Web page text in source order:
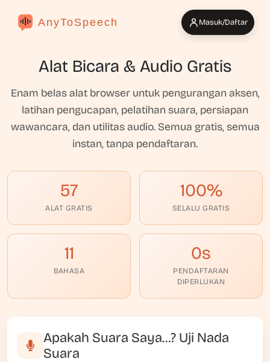
AnyToSpeech Masuk/Daftar
Alat Bicara & Audio Gratis
Enam belas alat browser untuk pengurangan aksen,
latihan pengucapan, pelatihan suara, persiapan
wawancara, dan utilitas audio. Semua gratis, semua
instan, tanpa pendaftaran.
57
ALAT GRATIS
100%
SELALU GRATIS
11
BAHASA
0s
PENDAFTARAN
DIPERLUKAN
Apakah Suara Saya…? Uji Nada
Suara